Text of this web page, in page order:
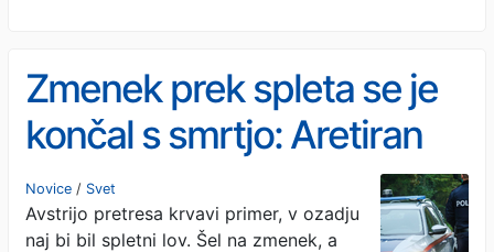
Zmenek prek spleta se je
končal s smrtjo: Aretiran
18-letnik
Novice / Svet
Avstrijo pretresa krvavi primer, v ozadju
naj bi bil spletni lov. Šel na zmenek, a